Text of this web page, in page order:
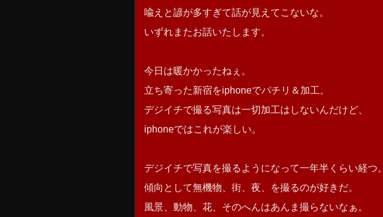
喩えと諺が多すぎて話が見えてこないな。
いずれまたお話いたします。
今日は暖かかったねぇ。
立ち寄った新宿をiphoneでパチリ＆加工。
デジイチで撮る写真は一切加工はしないんだけど、
iphoneではこれが楽しい。
デジイチで写真を撮るようになって一年半くらい経つ。
傾向として無機物、街、夜、を撮るのが好きだ。
風景、動物、花、そのへんはあんま撮らないなぁ。